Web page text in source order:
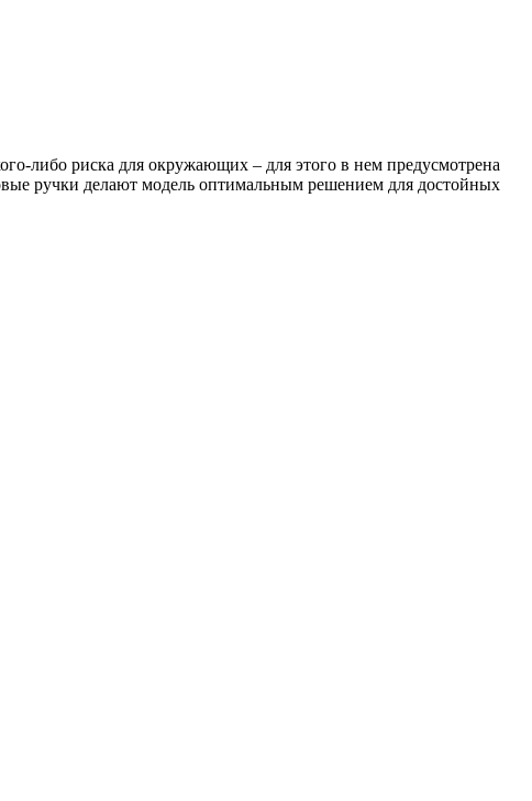
либо риска для окружающих – для этого в нем предусмотрена
ручки делают модель оптимальным решением для достойных